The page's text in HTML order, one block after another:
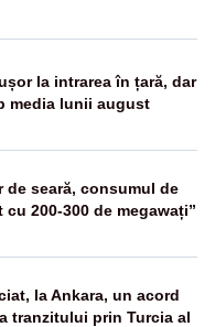
la intrarea în țară, dar
media lunii august
de seară, consumul de
200-300 de megawați”
la Ankara, un acord
tranzitului prin Turcia al